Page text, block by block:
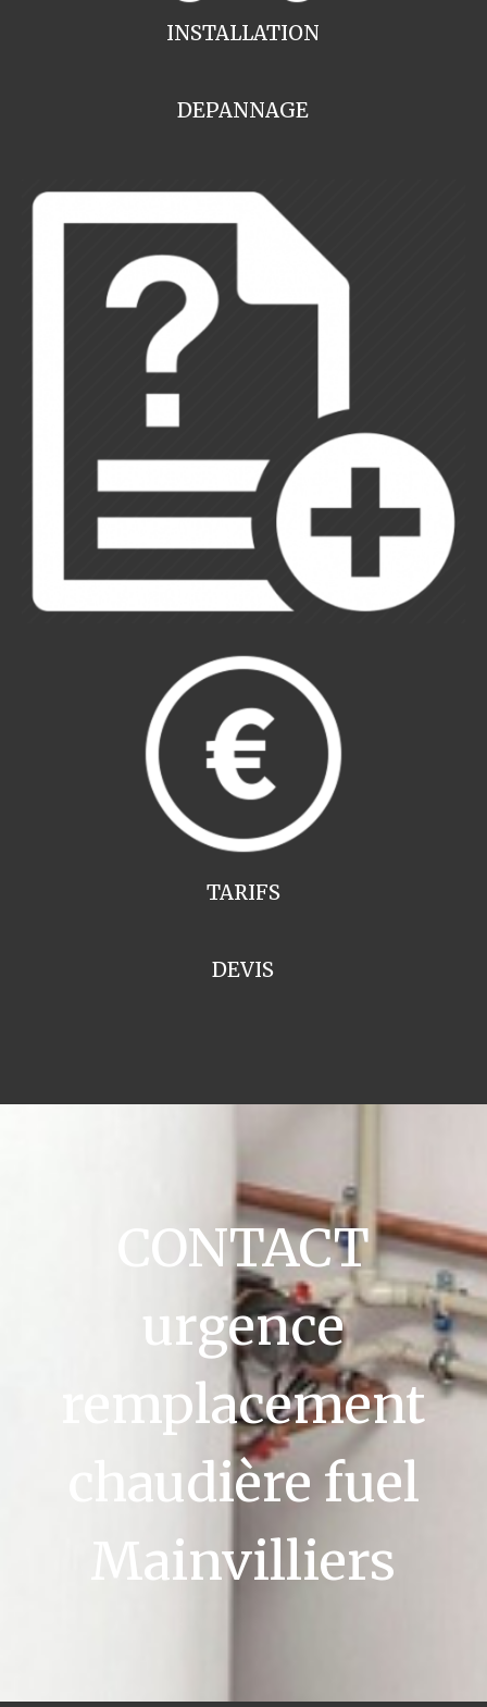
INSTALLATION
DEPANNAGE
TARIFS
DEVIS
CONTACT
urgence
remplacement
chaudière fuel
Mainvilliers